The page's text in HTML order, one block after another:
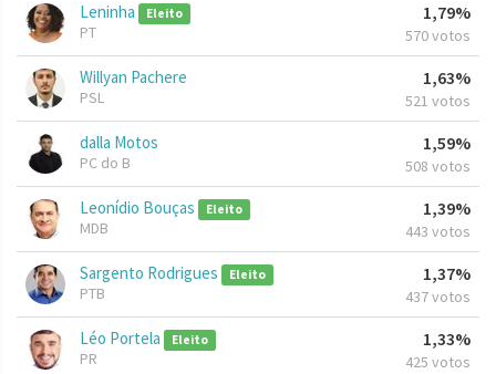
Leninha Eleito
PT
1,79%
570 votos
Willyan Pachere
PSL
1,63%
521 votos
dalla Motos
PC do B
1,59%
508 votos
Leonídio Bouças Eleito
MDB
1,39%
443 votos
Sargento Rodrigues Eleito
PTB
1,37%
437 votos
Léo Portela Eleito
PR
1,33%
425 votos